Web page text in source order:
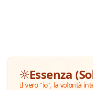
Essenza
Il vero "io", la volontà